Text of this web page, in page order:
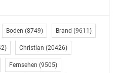
Straßenmeisterei Groß-
angepasst.
der
Mai bis 22. Mai
Boden (8749) Brand (9611)
Christian (20426)
Fernsehen (9505)